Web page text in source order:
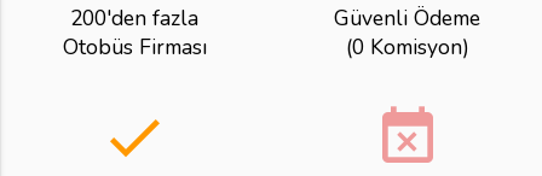
200'den fazla
Otobüs Firması
Güvenli Ödeme
(0 Komisyon)
done event_busy